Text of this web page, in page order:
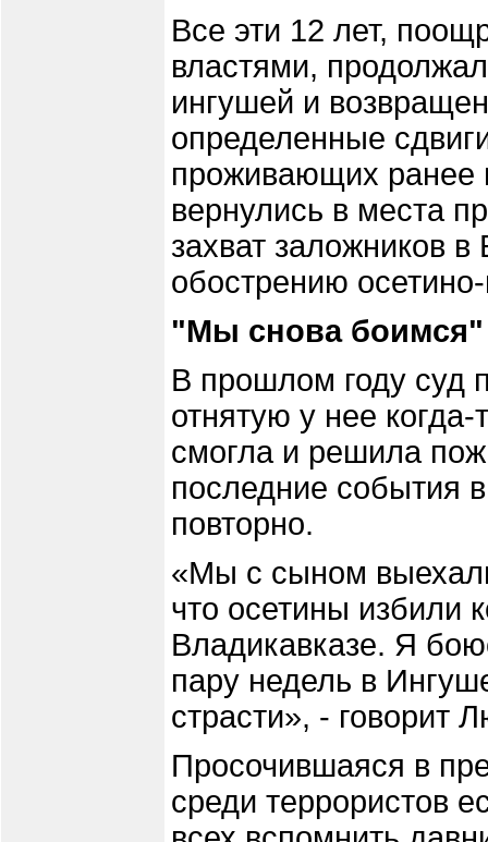
Все эти 12 лет,
властями,
ингушей и
определенные
проживающих ранее
вернулись в места
захват заложников
обострению
"Мы снова боимся"
В прошлом году суд
отнятую у нее
смогла и решила
последние события
повторно.
«Мы с сыном
что осетины избили
Владикавказе. Я
пару недель в
страсти», - говорит
Просочившаяся в
среди террористов